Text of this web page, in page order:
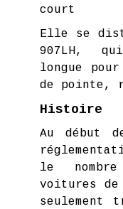
court
Elle se
907LH,
longue
de pointe,
Histoire
Au début
le
voitures